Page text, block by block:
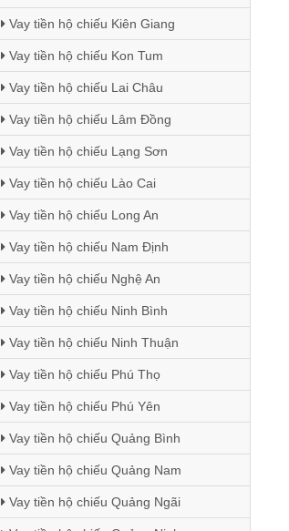
Vay tiền hộ chiếu Kiên Giang
Vay tiền hộ chiếu Kon Tum
Vay tiền hộ chiếu Lai Châu
Vay tiền hộ chiếu Lâm Đồng
Vay tiền hộ chiếu Lạng Sơn
Vay tiền hộ chiếu Lào Cai
Vay tiền hộ chiếu Long An
Vay tiền hộ chiếu Nam Định
Vay tiền hộ chiếu Nghệ An
Vay tiền hộ chiếu Ninh Bình
Vay tiền hộ chiếu Ninh Thuận
Vay tiền hộ chiếu Phú Thọ
Vay tiền hộ chiếu Phú Yên
Vay tiền hộ chiếu Quảng Bình
Vay tiền hộ chiếu Quảng Nam
Vay tiền hộ chiếu Quảng Ngãi